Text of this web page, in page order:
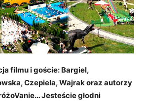
filmu i goście: Bargiel,
Czepiela, Wajrak oraz autorzy
Jesteście głodni